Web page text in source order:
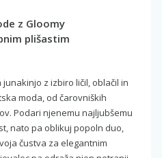
z Gloomy
plišastim
z izbiro ličil, oblačil in
moda, od čarovniških
Podari njenemu najljubšemu
nato pa oblikuj popoln duo,
čustva za elegantnim